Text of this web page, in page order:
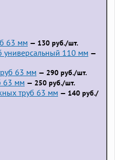
63 мм — 130 руб./шт.
универсальный 110 мм —
63 мм — 290 руб./шт.
63 мм — 250 руб./шт.
труб 63 мм — 140 руб./